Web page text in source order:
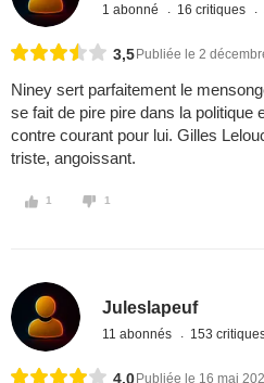
1 abonné 16 critiques
3,5 Publiée le 2
Niney sert parfaitement le
se fait de pire pire dans la politique
contre courant pour lui. Gilles
triste, angoissant.
1 1
Juleslapeuf
11 abonnés 153
4,0 Publiée le 16 mai